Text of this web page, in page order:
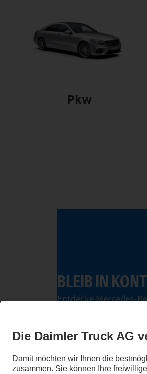
Pkw
BLEIB IN
Entdecke Mercedes-